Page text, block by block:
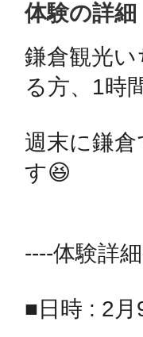
体験の詳細
鎌倉観光
る方、1時
週末に鎌
す😆
----体験詳
■日時 : 2